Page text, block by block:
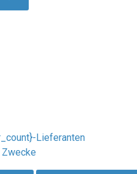
Lieferanten